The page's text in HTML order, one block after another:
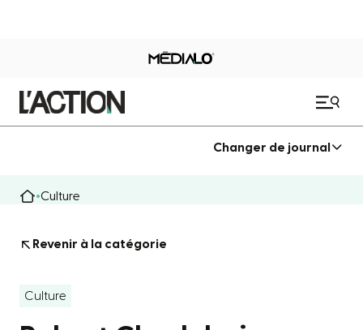
Changer de journal
Culture
Revenir à la catégorie
Culture